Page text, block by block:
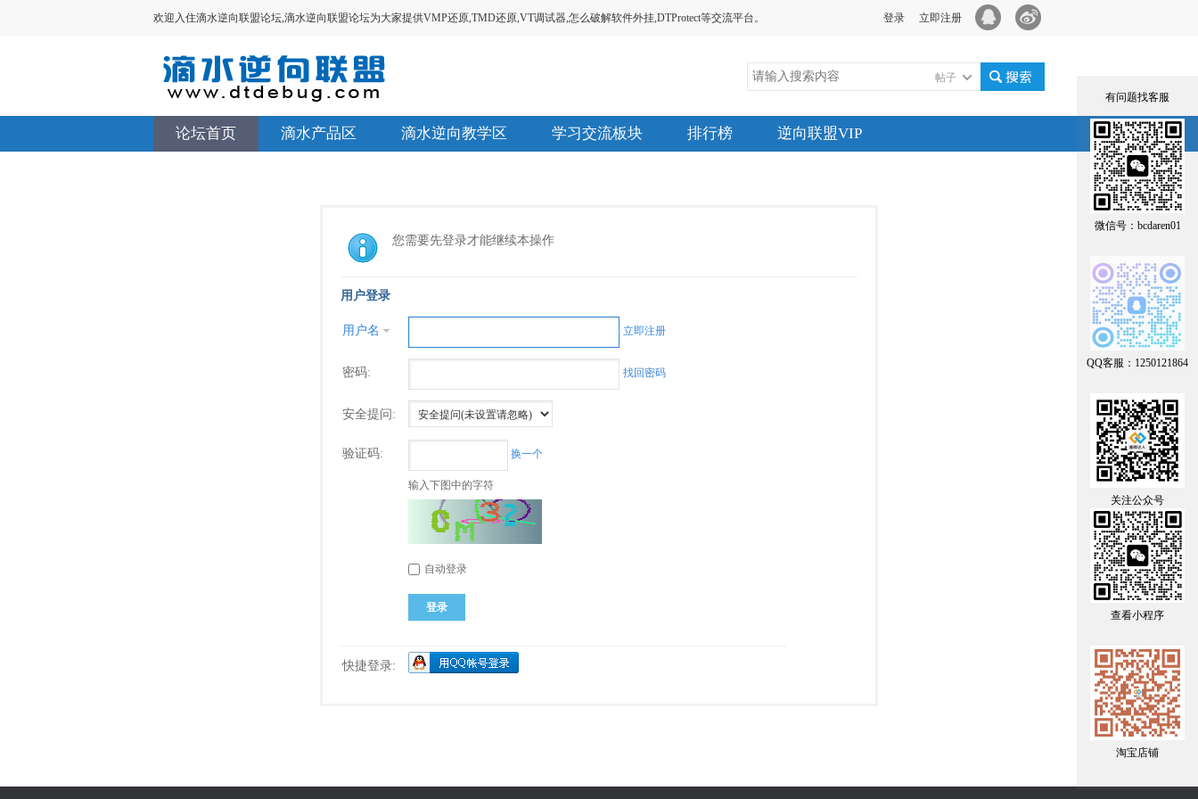
欢迎入住滴水逆向联盟论坛,滴水逆向联盟论坛为大家提供VMP还原,TMD还原,VT调试器,怎么破解软件外挂,DTProtect等交流平台。 立即注册
登录
帖子
论坛首页 滴水产品区 滴水逆向教学区 学习交流板块 排行榜 逆向联盟VIP
有问题找客服
微信号：bcdaren01
QQ客服：1250121864
关注公众号
查看小程序
淘宝店铺
您需要先登录才能继续本操作
用户登录
用户名 立即注册
密码: 找回密码
安全提问:
验证码: 换一个
输入下图中的字符
自动登录
登录
快捷登录: